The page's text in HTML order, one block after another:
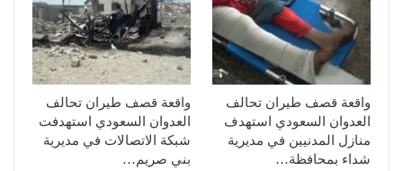
واقعة قصف طيران تحالف
العدوان السعودي استهدف
منازل المدنيين في مديرية
شداء بمحافظة…
واقعة قصف طيران تحالف
العدوان السعودي استهدفت
شبكة الاتصالات في مديرية
بني صريم…